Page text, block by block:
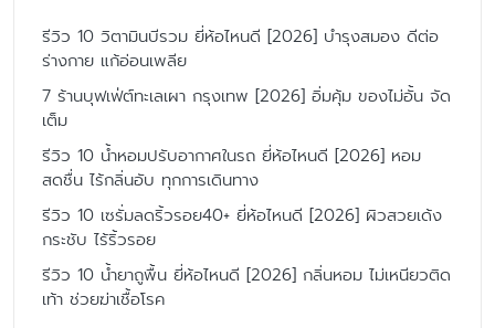
รีวิว 10 วิตามินบีรวม ยี่ห้อไหนดี [2026] บำรุงสมอง ดีต่อ
ร่างกาย แก้อ่อนเพลีย
7 ร้านบุฟเฟ่ต์ทะเลเผา กรุงเทพ [2026] อิ่มคุ้ม ของไม่อั้น จัด
เต็ม
รีวิว 10 น้ำหอมปรับอากาศในรถ ยี่ห้อไหนดี [2026] หอม
สดชื่น ไร้กลิ่นอับ ทุกการเดินทาง
รีวิว 10 เซรั่มลดริ้วรอย40+ ยี่ห้อไหนดี [2026] ผิวสวยเด้ง
กระชับ ไร้ริ้วรอย
รีวิว 10 น้ำยาถูพื้น ยี่ห้อไหนดี [2026] กลิ่นหอม ไม่เหนียวติด
เท้า ช่วยฆ่าเชื้อโรค